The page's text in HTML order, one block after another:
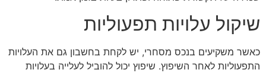
שיקול עלויות תפעוליות
כאשר משקיעים בנכס מסחרי, יש לקחת בחשבון גם את העלויות
התפעוליות לאחר השיפוץ. שיפוץ יכול להוביל לעלייה בעלויות